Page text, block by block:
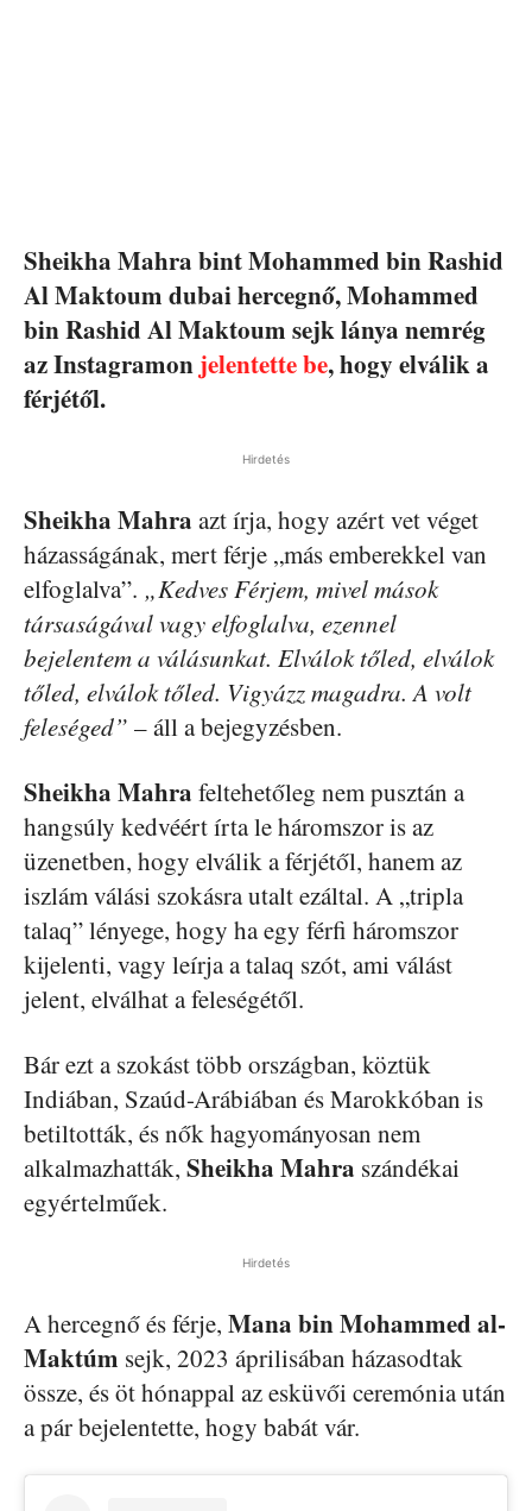
Sheikha Mahra bint Mohammed bin Rashid
Al Maktoum dubai hercegnő, Mohammed
bin Rashid Al Maktoum sejk lánya nemrég
az Instagramon jelentette be, hogy elválik a
férjétől.
Hirdetés
Sheikha Mahra azt írja, hogy azért vet véget
házasságának, mert férje „más emberekkel van
elfoglalva”. „Kedves Férjem, mivel mások
társaságával vagy elfoglalva, ezennel
bejelentem a válásunkat. Elválok tőled, elválok
tőled, elválok tőled. Vigyázz magadra. A volt
feleséged” – áll a bejegyzésben.
Sheikha Mahra feltehetőleg nem pusztán a
hangsúly kedvéért írta le háromszor is az
üzenetben, hogy elválik a férjétől, hanem az
iszlám válási szokásra utalt ezáltal. A „tripla
talaq” lényege, hogy ha egy férfi háromszor
kijelenti, vagy leírja a talaq szót, ami válást
jelent, elválhat a feleségétől.
Bár ezt a szokást több országban, köztük
Indiában, Szaúd-Arábiában és Marokkóban is
betiltották, és nők hagyományosan nem
alkalmazhatták, Sheikha Mahra szándékai
egyértelműek.
Hirdetés
A hercegnő és férje, Mana bin Mohammed al-
Maktúm sejk, 2023 áprilisában házasodtak
össze, és öt hónappal az esküvői ceremónia után
a pár bejelentette, hogy babát vár.